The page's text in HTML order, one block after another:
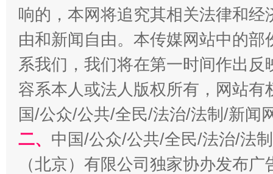
千年窑火 生生不息 一
响的，本网将追究其相关法律和
由和新闻自由。本传媒网站中的
系我们，我们将在第一时间作出
容系本人或法人版权所有，网站
国/公众/公共/全民/法治/法制/新闻
二、 中国/公众/公共/全民/法治/法
（北京）有限公司独家协办发布